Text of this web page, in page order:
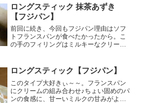
す。ふうから出すと、しっとり、じゅわ
ぁ～という見た目この感じ、...
ロングスティック 抹茶あずき
【フジパン】
前回に続き、今回もフジパン理由はソフ
トフランスパンが食べたかったから。こ
の手のフィリングはミルキーなクリーム
グいいね。しかもフランスパンのごつご
つ感がなくってのっぺりっ...
ロングスティック【フジパン】
このタイプ大好きぃ～～。フランスパン
にクリームの組み合わせ♪ちょい固めのパ
ンの食感に、甘ーいミルクの甘みがよく